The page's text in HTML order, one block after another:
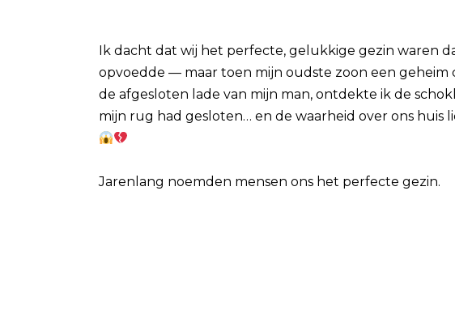
Ik dacht dat wij het perfecte, gelukkige gezin waren
opvoedde — maar toen mijn oudste zoon een
de afgesloten lade van mijn man, ontdekte ik de
mijn rug had gesloten… en de waarheid over ons huis
Jarenlang noemden mensen ons het perfecte gezin.